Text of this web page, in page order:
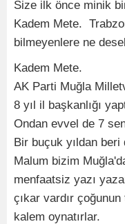
Size ilk önce minik
Kadem Mete.
bilmeyenlere ne
Kadem Mete.
AK Parti Muğla
8 yıl il başkanlığı
Ondan evvel de 7
Bir buçuk yıldan
Malum bizim
menfaatsiz yazı
çıkar vardır
kalem oynatırlar.